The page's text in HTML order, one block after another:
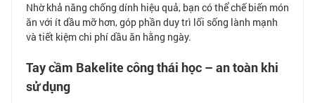
Nhờ khả năng chống dính hiệu quả, bạn có thể chế biến món
ăn với ít dầu mỡ hơn, góp phần duy trì lối sống lành mạnh
và tiết kiệm chi phí dầu ăn hằng ngày.
Tay cầm Bakelite công thái học – an toàn khi
sử dụng